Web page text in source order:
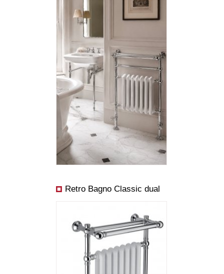
Abmessungen:
Preis ab:
Leistung ab:
Retro Bagno Classic dual